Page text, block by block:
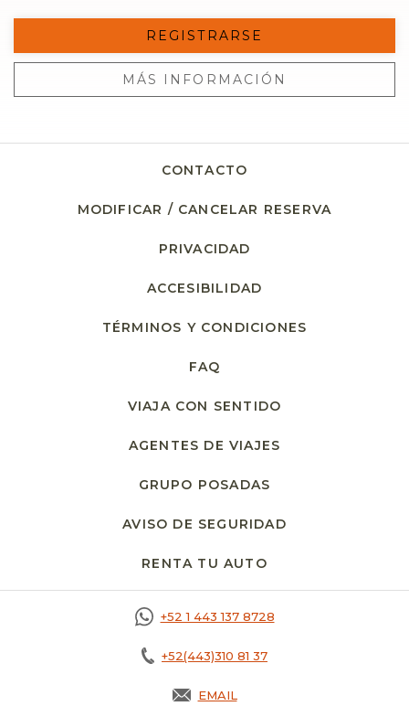
REGISTRARSE
MÁS INFORMACIÓN
CONTACTO
MODIFICAR / CANCELAR RESERVA
PRIVACIDAD
ACCESIBILIDAD
TÉRMINOS Y CONDICIONES
FAQ
VIAJA CON SENTIDO
AGENTES DE VIAJES
GRUPO POSADAS
AVISO DE SEGURIDAD
RENTA TU AUTO
+52 1 443 137 8728
+52(443)310 81 37
EMAIL